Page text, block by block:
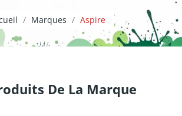
Marques Aspire
De La Marque